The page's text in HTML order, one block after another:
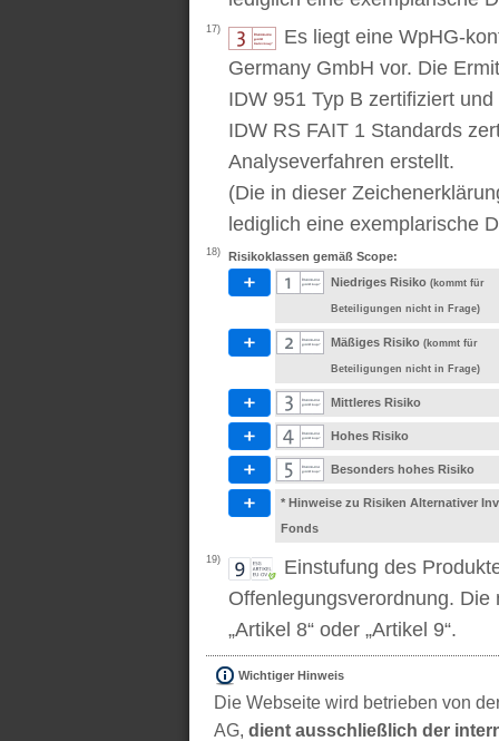
17)
Es liegt eine WpHG-
Germany GmbH vor. Die
IDW 951 Typ B zertifiziert
IDW RS FAIT 1 Standards
Analyseverfahren erstellt.
(Die in dieser
lediglich eine exemplarische
18)
Risikoklassen gemäß Scope:
Niedriges Risiko (kommt für
Beteiligungen nicht in Frage)
Mäßiges Risiko (kommt für
Beteiligungen nicht in Frage)
Mittleres Risiko
Hohes Risiko
Besonders hohes Risiko
* Hinweise zu Risiken Alternativer
Fonds
19)
Einstufung des
Offenlegungsverordnung. Die
„Artikel 8“ oder „Artikel 9“.
Wichtiger Hinweis
Die Webseite wird betrieben von
AG, dient ausschließlich der